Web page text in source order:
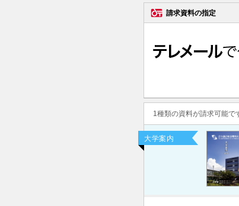
請求資料の指定
1種類の資料が請求可能で
大学案内